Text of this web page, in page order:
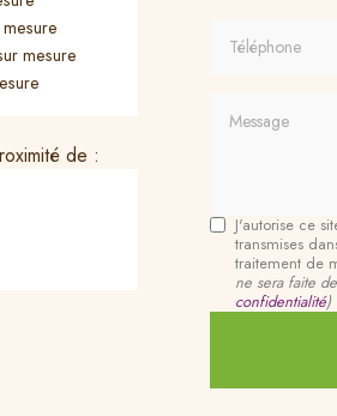
mesure
de :
J'autorise ce
transmises
traitement de
ne sera faite
confidentialité)